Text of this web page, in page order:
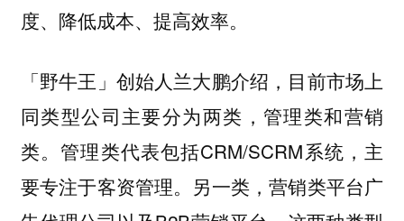
度、降低成本、提高效率。
「野牛王」创始人兰大鹏介绍，目前市场上
同类型公司主要分为两类，管理类和营销
类。管理类代表包括CRM/SCRM系统，主
要专注于客资管理。另一类，营销类平台广